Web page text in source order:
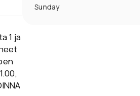
1 ja
Sunday